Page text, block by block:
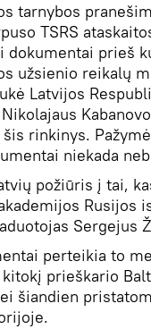
tarnybos
TSRS
dokumentai prieš
užsienio reikalų
Latvijos
rinkinys.
niekada
požiūris į tai,
Rusijos
Sergejus
perteikia to
prieškario
šiandien